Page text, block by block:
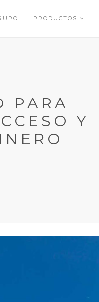
PRODUCTOS
PARA
Y